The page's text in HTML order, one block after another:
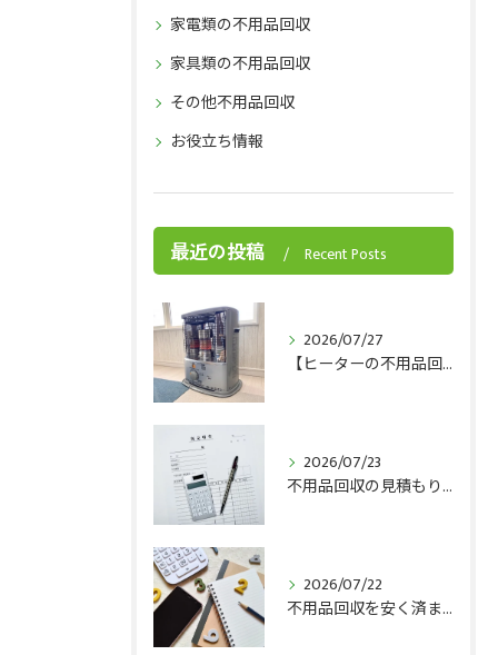
家電類の不用品回収
家具類の不用品回収
その他不用品回収
お役立ち情報
最近の投稿 Recent Posts
2026/07/27
【ヒーターの不用品回収】ヒーターを手放すベストタイミングとは？
2026/07/23
不用品回収の見積もりチェックポイント8選！トラブルを防ぐ見極め方をプロが解説
2026/07/22
不用品回収を安く済ませるには？費用を安く抑えるコツを解説！